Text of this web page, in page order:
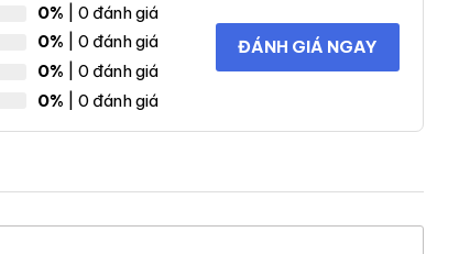
0% | 0 đánh giá
0% | 0 đánh giá
0% | 0 đánh giá
0% | 0 đánh giá
ĐÁNH GIÁ NGAY